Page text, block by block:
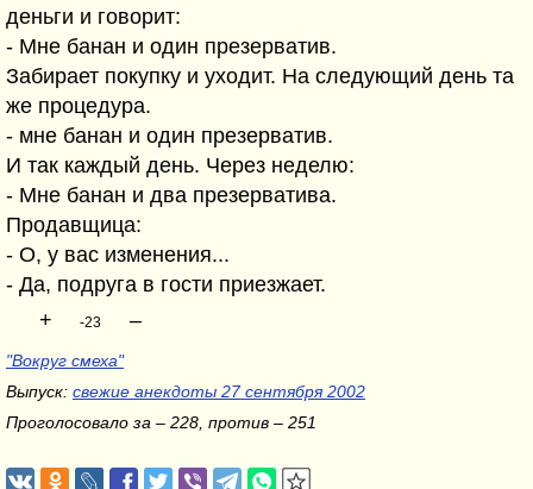
деньги и говорит:
- Мне банан и один презерватив.
Забирает покупку и уходит. На следующий день та
же процедура.
- мне банан и один презерватив.
И так каждый день. Через неделю:
- Мне банан и два презерватива.
Продавщица:
- О, у вас изменения...
- Да, подруга в гости приезжает.
+
-23 –
"Вокруг смеха"
Выпуск: свежие анекдоты 27 сентября 2002
Проголосовало за – 228, против – 251